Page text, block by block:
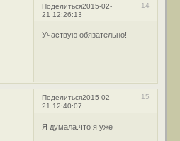
Поделиться 14
2015-02-
21 12:26:13
Участвую обязательно!
Поделиться 15
2015-02-
21 12:40:07
Я думала.что я уже